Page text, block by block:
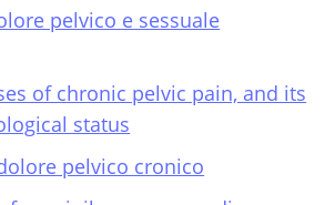
pelvico e sessuale
of chronic pelvic pain, and its
status
pelvico cronico